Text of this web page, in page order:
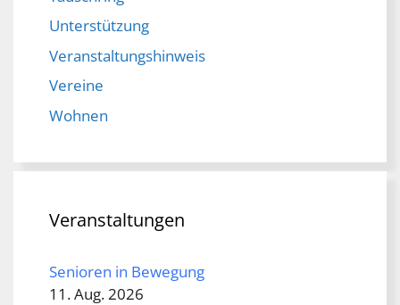
Unterstützung
Veranstaltungshinweis
Vereine
Wohnen
Veranstaltungen
Senioren in Bewegung
11. Aug. 2026